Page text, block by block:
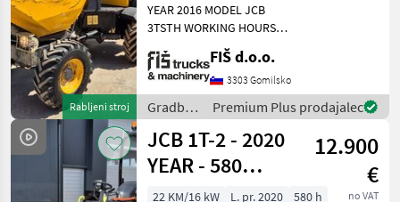
Rabljeni stroj
YEAR 2016 MODEL JCB
3TSTH WORKING HOURS
2075 ENGINE DIESEL
KUBOTA 32.4kw 4X4 DRIVE
HYDROSTATIC DRIVE
LIGHTS FAST AND SLOW
TRAVEL SPEED DUMPER
WEIGHT 2455kg
FIŠ d.o.o.
3303 Gomilsko
Gradbeni
stroji /
JCB
Premium Plus prodajalec
JCB 1T-2 - 2020
YEAR - 580
WORKING
12.900
€
no VAT
22 KM/16 kW L. pr. 2020
580 h